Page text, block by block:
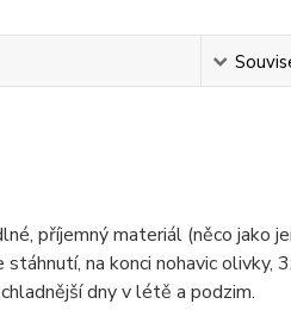
příjemný materiál (něco jako
na konci nohavic olivky,
dny v létě a podzim.